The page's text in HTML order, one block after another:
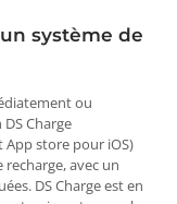
système de
ou
Charge
store pour iOS)
avec un
DS Charge est en